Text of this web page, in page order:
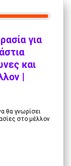
για
και
|
θα γνωρίσει
στο μέλλον